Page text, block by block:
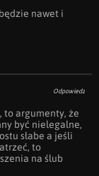
nawet i
Odpowiedz
to argumenty, że
być nielegalne,
słabe a jeśli
to
na ślub